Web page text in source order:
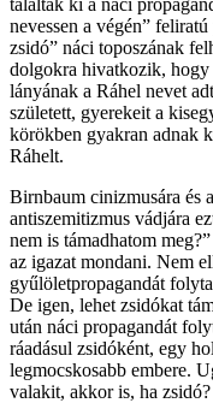
nevessen a végén”
zsidó” náci toposzának
dolgokra hivatkozik, hogy
lányának a Ráhel nevet
született, gyerekeit a
körökben gyakran adnak
Ráhelt.
Birnbaum cinizmusára és
antiszemitizmus vádjára
nem is támadhatom
az igazat mondani. Nem
gyűlöletpropagandát
De igen, lehet zsidókat
után náci propagandát
ráadásul zsidóként, egy
legmocskosabb embere.
valakit, akkor is, ha zsidó?